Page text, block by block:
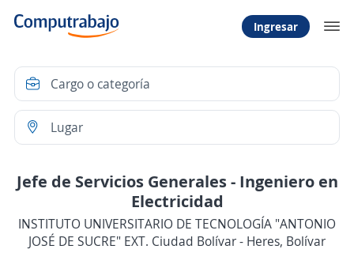
Ingresar
Jefe de Servicios Generales - Ingeniero en
Electricidad
INSTITUTO UNIVERSITARIO DE TECNOLOGÍA "ANTONIO
JOSÉ DE SUCRE" EXT. Ciudad Bolívar - Heres, Bolívar